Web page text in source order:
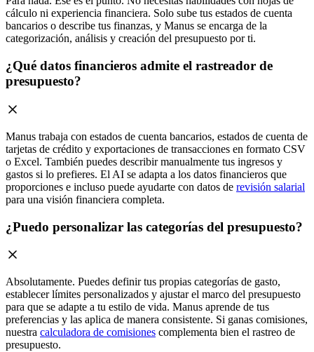
cálculo ni experiencia financiera. Solo sube tus estados de cuenta
bancarios o describe tus finanzas, y Manus se encarga de la
categorización, análisis y creación del presupuesto por ti.
¿Qué datos financieros admite el rastreador de
presupuesto?
Manus trabaja con estados de cuenta bancarios, estados de cuenta de
tarjetas de crédito y exportaciones de transacciones en formato CSV
o Excel. También puedes describir manualmente tus ingresos y
gastos si lo prefieres. El AI se adapta a los datos financieros que
proporciones e incluso puede ayudarte con datos de revisión salarial
para una visión financiera completa.
¿Puedo personalizar las categorías del presupuesto?
Absolutamente. Puedes definir tus propias categorías de gasto,
establecer límites personalizados y ajustar el marco del presupuesto
para que se adapte a tu estilo de vida. Manus aprende de tus
preferencias y las aplica de manera consistente. Si ganas comisiones,
nuestra calculadora de comisiones complementa bien el rastreo de
presupuesto.